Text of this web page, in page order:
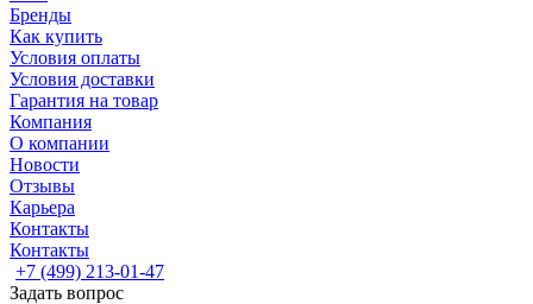
Бренды
Как купить
Условия оплаты
Условия доставки
Гарантия на товар
Компания
О компании
Новости
Отзывы
Карьера
Контакты
Контакты
+7 (499) 213-01-47
Задать вопрос